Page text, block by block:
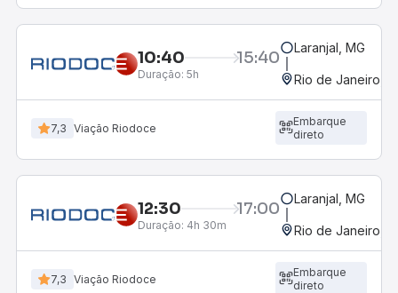
10:40 15:40
Duração: 5h
Laranjal, MG
Rio de Janeiro,
7,3 Viação Riodoce
Embarque
direto
12:30 17:00
Duração: 4h 30m
Laranjal, MG
Rio de Janeiro,
7,3 Viação Riodoce
Embarque
direto